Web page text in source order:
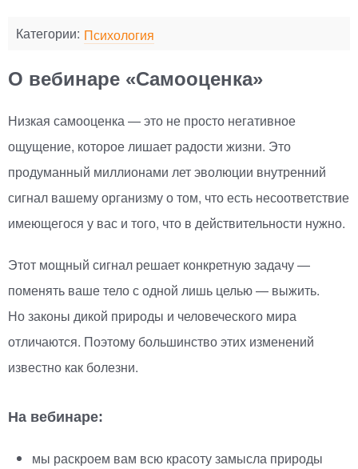
Категории: Психология
О вебинаре «Самооценка»
Низкая самооценка — это не просто негативное
ощущение, которое лишает радости жизни. Это
продуманный миллионами лет эволюции внутренний
сигнал вашему организму о том, что есть несоответствие
имеющегося у вас и того, что в действительности нужно.
Этот мощный сигнал решает конкретную задачу —
поменять ваше тело с одной лишь целью — выжить.
Но законы дикой природы и человеческого мира
отличаются. Поэтому большинство этих изменений
известно как болезни.
На вебинаре:
мы раскроем вам всю красоту замысла природы